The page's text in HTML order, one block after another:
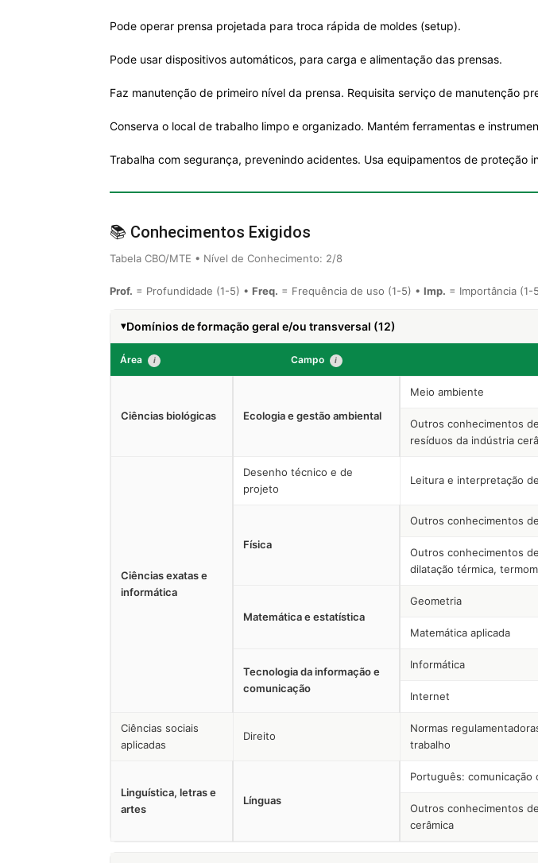
Pode operar prensa projetada para troca rápida de moldes (setup).
Pode usar dispositivos automáticos, para carga e alimentação das prensas.
Faz manutenção de primeiro nível da prensa. Requisita serviço de manutenção
Conserva o local de trabalho limpo e organizado. Mantém ferramentas e
Trabalha com segurança, prevenindo acidentes. Usa equipamentos de proteção
📚 Conhecimentos Exigidos
Tabela CBO/MTE • Nível de Conhecimento: 2/8
Prof. = Profundidade (1-5) • Freq. = Frequência de uso (1-5) • Imp. = Importância (1-
Domínios de formação geral e/ou transversal (12)
Área i Campo i
Ciências biológicas Ecologia e gestão ambiental
Meio ambiente
Outros conhecimentos
resíduos da indústria
Ciências exatas e
informática
Desenho técnico e de
projeto
Leitura e interpretação
Física
Outros conhecimentos
Outros conhecimentos
dilatação térmica,
Matemática e estatística
Geometria
Matemática aplicada
Tecnologia da informação e
comunicação
Informática
Internet
Ciências sociais
aplicadas
Direito
Normas
trabalho
Linguística, letras e
artes
Línguas
Português: comunicação
Outros conhecimentos
cerâmica